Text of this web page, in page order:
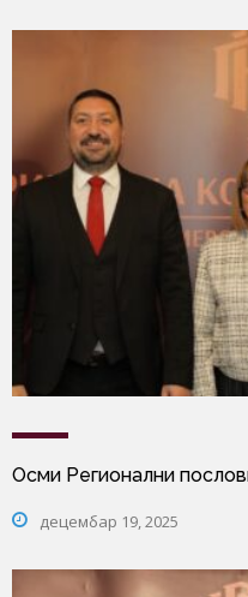
Осми Регионални
децембар 19, 2025